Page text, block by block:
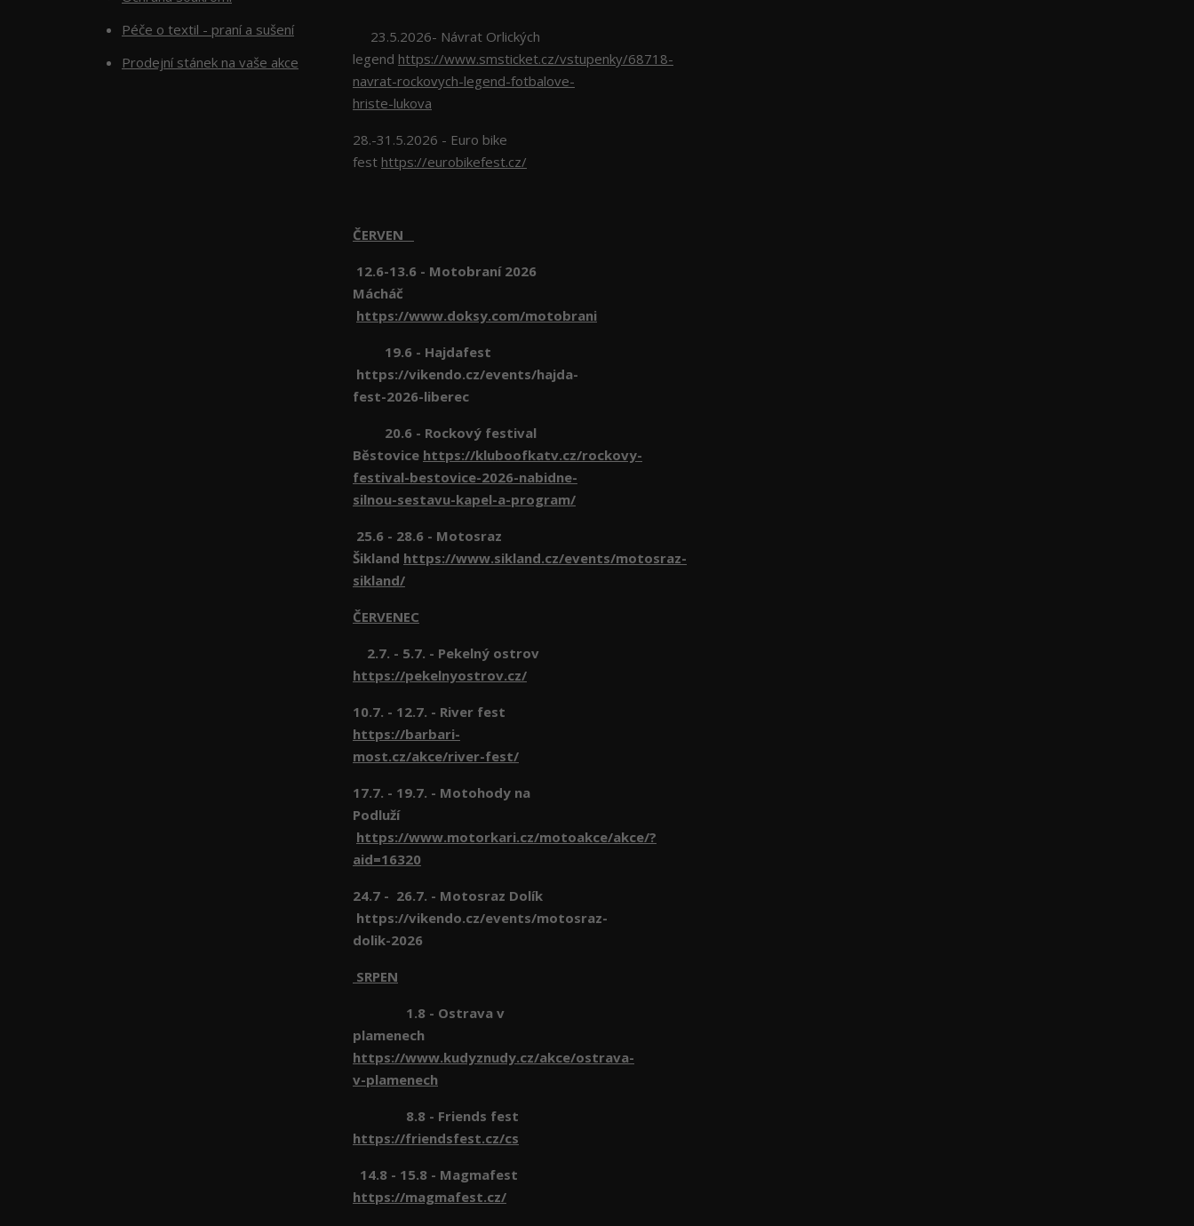
Péče o textil - praní a sušení
Prodejní stánek na vaše akce
23.5.2026- Návrat Orlických
legend https://www.smsticket.cz/vstupenky/68718-
navrat-rockovych-legend-fotbalove-
hriste-lukova
28.-31.5.2026 - Euro bike
fest https://eurobikefest.cz/
ČERVEN
12.6-13.6 - Motobraní 2026
Mácháč
https://www.doksy.com/motobrani
19.6 - Hajdafest
https://vikendo.cz/events/hajda-
fest-2026-liberec
20.6 - Rockový festival
Běstovice https://kluboofkatv.cz/rockovy-
festival-bestovice-2026-nabidne-
silnou-sestavu-kapel-a-program/
25.6 - 28.6 - Motosraz
Šikland https://www.sikland.cz/events/motosraz-
sikland/
ČERVENEC
2.7. - 5.7. - Pekelný ostrov
https://pekelnyostrov.cz/
10.7. - 12.7. - River fest
https://barbari-
most.cz/akce/river-fest/
17.7. - 19.7. - Motohody na
Podluží
https://www.motorkari.cz/motoakce/akce/?
aid=16320
24.7 - 26.7. - Motosraz Dolík
https://vikendo.cz/events/motosraz-
dolik-2026
SRPEN
1.8 - Ostrava v
plamenech
https://www.kudyznudy.cz/akce/ostrava-
v-plamenech
8.8 - Friends fest
https://friendsfest.cz/cs
14.8 - 15.8 - Magmafest
https://magmafest.cz/